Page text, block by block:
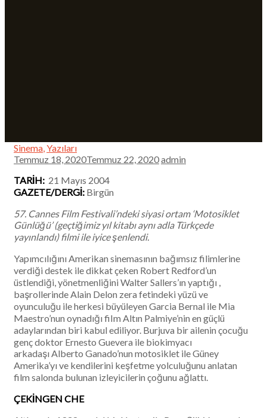
Sinema Yazıları
Temmuz 18, 2020Temmuz 22, 2020admin
TARİH: 21 Mayıs 2004
GAZETE/DERGİ: Birgün
57. Cannes Film Festivali’ndeki siyasi ortam ‘Motosiklet
Günlüğü’ (geçtiğimiz yıl kitabı aynı adla Türkçede
yayınlandı) filmi ile iyice şenlendi.
Yapımcılığını Amerikan sinemasının bağımsız filimlerine
verdiği destek ile dikkat çeken Robert Redford’un
üstlendiği, yönetmenliğini Walter Sallers’ın yaptığı ,
başrollerinde Alain Delon zera fetindeki yüzü ve
oyunculuğu ile herkesi büyüleyen Garcia Bernal ile Mia
Maestro’nun oynadığı fiIm Altın Palmiye’nin en güçlü
adaylarından biri kabul ediliyor. Burjuva bir ailenin çocuğu
genç doktor Ernesto Guevera ile biokimyacı
arkadaşı Alberto Ganado’nun motosiklet ile Güney
Amerika’yı ve kendilerini keşfetme yolculuğunu anlatan
film salonda bulunan izleyicilerin çoğunu ağlattı.
ÇEKİNGEN CHE